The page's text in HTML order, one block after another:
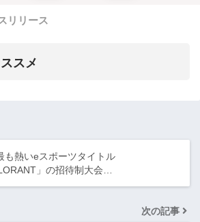
リリース
スメ
も熱いeスポーツタイトル
」の招待制大会…
次の記事